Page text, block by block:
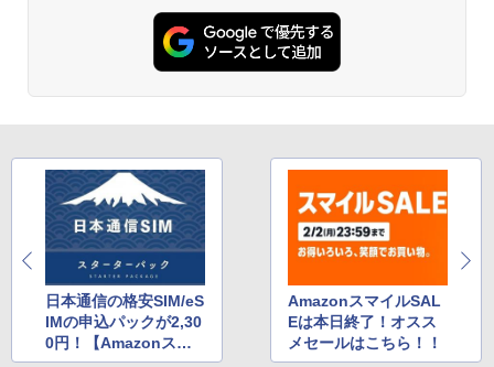
日本通信の格安SIM/eS
IMの申込パックが2,30
0円！【Amazonスマ
イルSALE】
AmazonスマイルSAL
Eは本日終了！オスス
メセールはこちら！！